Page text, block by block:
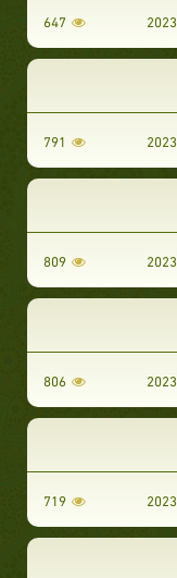
647
791
809
806
719